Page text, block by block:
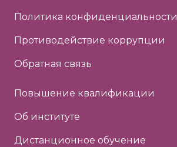
Политика конфиденциальности
Противодействие коррупции
Обратная связь
Повышение квалификации
Об институте
Дистанционное обучение